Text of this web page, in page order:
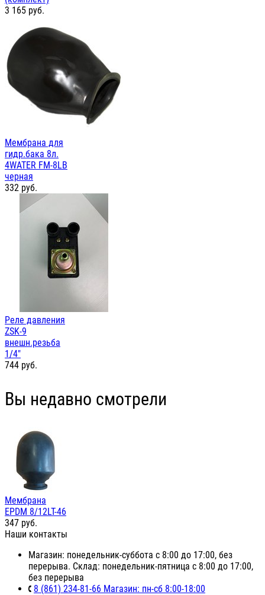
3 165 руб.
Мембрана для
гидр.бака 8л.
4WATER FM-8LB
черная
332 руб.
Реле давления
ZSK-9
внешн.резьба
1/4"
744 руб.
Вы недавно смотрели
Мембрана
EPDM 8/12LT-46
347 руб.
Наши контакты
Магазин: понедельник-суббота с 8:00 до 17:00, без
перерыва. Склад: понедельник-пятница с 8:00 до 17:00,
без перерыва
8 (861) 234-81-66 Магазин: пн-сб 8:00-18:00